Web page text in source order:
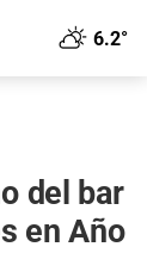
6.2°
del bar
en Año